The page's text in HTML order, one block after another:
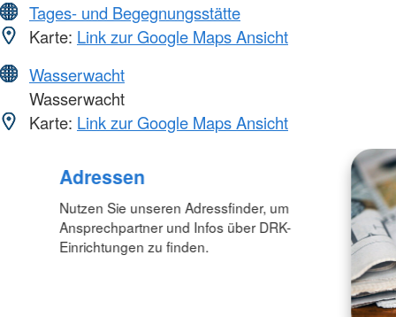
Tages- und Begegnungsstätte
Karte: Link zur Google Maps Ansicht
Wasserwacht
Wasserwacht
Karte: Link zur Google Maps Ansicht
Foto: A. Zelck / DRKS
Adressen
Nutzen Sie unseren Adressfinder, um
Ansprechpartner und Infos über DRK-
Einrichtungen zu finden.